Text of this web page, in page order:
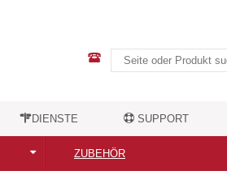
DIENSTE SUPPORT
ZUBEHÖR